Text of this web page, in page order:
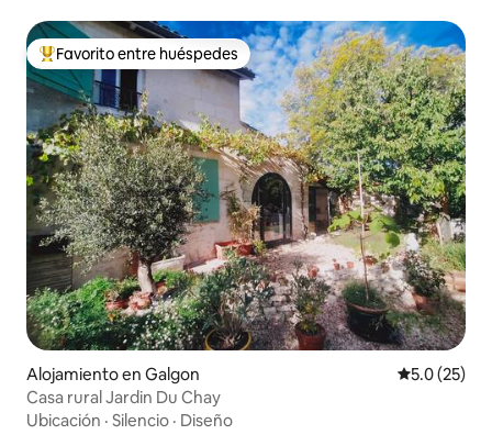
Favorito entre huéspedes preferido
Favorito entre huéspedes
Alojamiento en Galgon Calificación
5.0 (25)
Casa rural Jardin Du Chay
Ubicación · Silencio · Diseño